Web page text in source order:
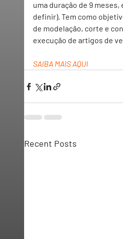
uma duração de 9 meses,
definir). Tem como
de modelação, corte e
execução de artigos de
SAIBA MAIS AQUI
Recent Posts